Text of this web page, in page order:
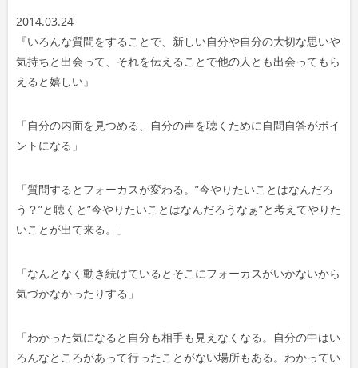
ー
ヤ
ー
2014.03.24
『いろんな質問をすることで、新しい自分や自分の大切な思いや
気持ちと出会って、それを伝えることで他の人とも出会ってもら
えると嬉しい』
「自分の内面を見つめる、自分の声を聴くために自問自答がポイ
ントになる」
「質問するとフォーカスが変わる。”今やりたいことはなんだろ
う？”と聴くと”今やりたいことはなんだろうなぁ”と考えてやりた
いことが出て来る。
」
「なんとなく動き続けているとそこにフォーカスがいかないから
気づかなかったりする」
「わかった気になると自分も相手も見えなくなる。自分の中はい
ろんなところがあって行ったことがない場所もある。わかってい